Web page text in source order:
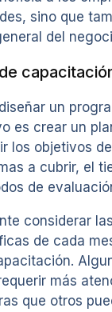
sino que
del
un
es crear un
los objetivos
a cubrir, el
de
considerar las
de cada
más
que otros